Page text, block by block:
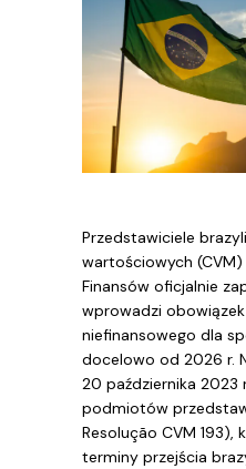
Przedstawiciele
wartościowych
Finansów oficjalnie
wprowadzi
niefinansowego dla
docelowo od 2026 r.
20 października 2023
podmiotów
Resolução CVM 193),
terminy przejścia